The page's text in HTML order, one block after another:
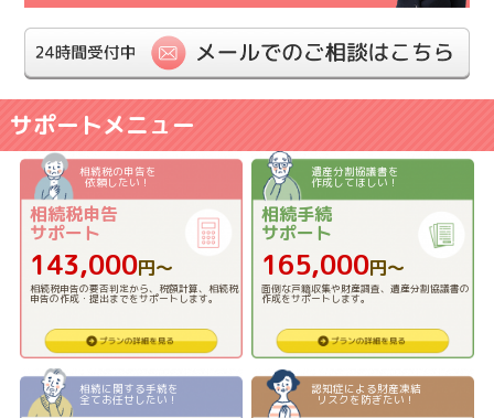
サポートメニュー
相続税の申告を
依頼したい！
相続税申告
サポート
143,000円〜
相続税申告の要否判定から、税額計算、相続税
申告の作成・提出までをサポートします。
遺産分割協議書を
作成してほしい！
相続手続
サポート
165,000円〜
面倒な戸籍収集や財産調査、遺産分割協議書の
作成をサポートします。
相続に関する手続を
全てお任せしたい！
認知症による財産凍結
リスクを防ぎたい！